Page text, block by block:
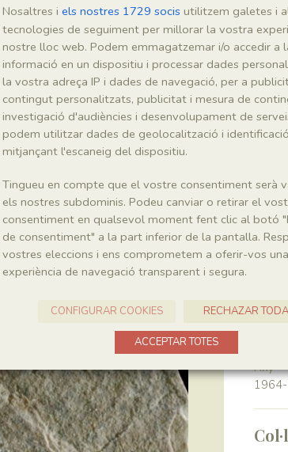
Regne
Classe
Génere
Any
Nosaltres i els nostres 1729 socis utilitzem galetes i
tecnologies de seguiment per millorar la vostra
nostre lloc web. Podem emmagatzemar i/o accedir a
informació en un dispositiu i processar dades
la vostra adreça IP i dades de navegació, per a
contingut personalitzats, publicitat i mesura de
investigació d'audiències i desenvolupament de
podem utilitzar dades de geolocalització i
mitjançant l'escaneig del dispositiu.
Tingueu en compte que el vostre consentiment serà
els nostres subdominis. Podeu canviar o retirar el
consentiment en qualsevol moment fent clic al botó
de consentiment" a la part inferior de la pantalla.
vostres eleccions i ens comprometem a oferir-vos una
experiència de navegació transparent i segura.
CONFIGURAR COOKIES RECHAZAR
ACCEPTAR TOTES